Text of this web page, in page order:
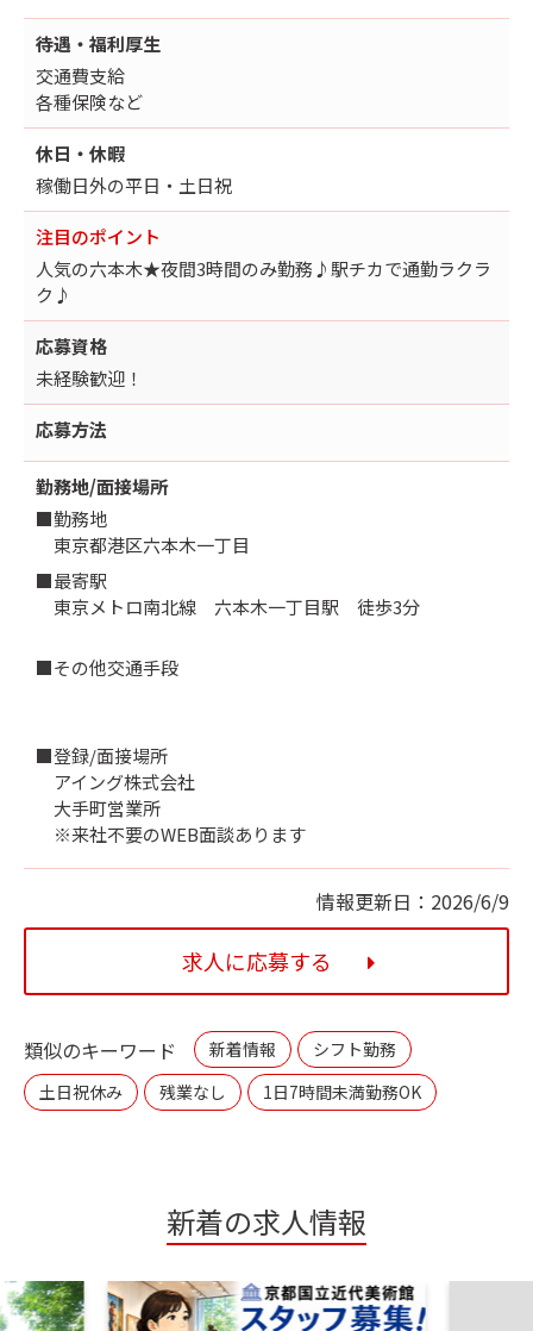
待遇・福利厚生
交通費支給
各種保険など
休日・休暇
稼働日外の平日・土日祝
注目のポイント
人気の六本木★夜間3時間のみ勤務♪駅チカで通勤ラクラ
ク♪
応募資格
未経験歓迎！
応募方法
勤務地/面接場所
■勤務地
東京都港区六本木一丁目
■最寄駅
東京メトロ南北線 六本木一丁目駅 徒歩3分
■その他交通手段
■登録/面接場所
アイング株式会社
大手町営業所
※来社不要のWEB面談あります
情報更新日：2026/6/9
求人に応募する
類似のキーワード 新着情報
シフト勤務
土日祝休み
残業なし 1日7時間未満勤務OK
新着の求人情報